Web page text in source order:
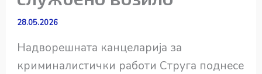
28.05.2026
Надворешната канцеларија за
криминалистички работи Струга поднесе